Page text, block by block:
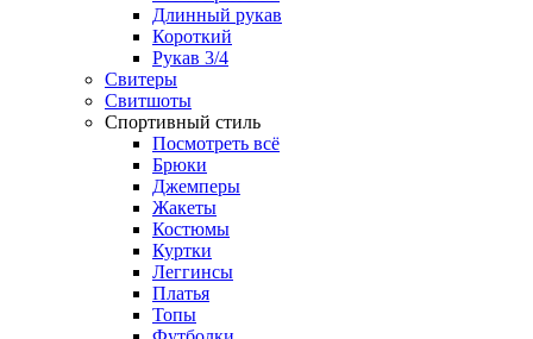
Длинный рукав
Короткий
Рукав 3/4
Свитеры
Свитшоты
Спортивный стиль
Посмотреть всё
Брюки
Джемперы
Жакеты
Костюмы
Куртки
Леггинсы
Платья
Топы